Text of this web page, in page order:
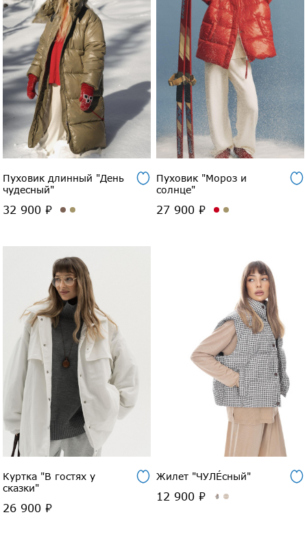
Пуховик длинный "День
чудесный"
32 900 ₽
Пуховик "Мороз и
солнце"
27 900 ₽
Куртка "В гостях у
сказки"
26 900 ₽
Жилет "ЧУЛÉсный"
12 900 ₽